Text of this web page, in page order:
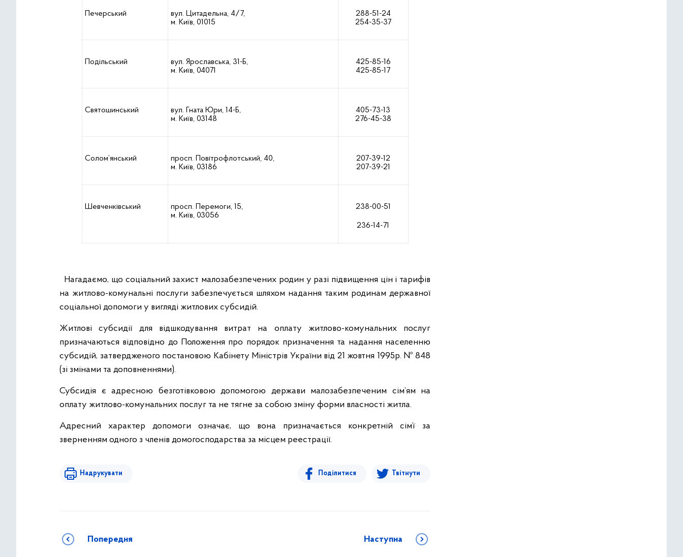
Печерський
вул. Цитадельна, 4/7,
м. Київ, 01015
288-51-24
254-35-37
Подільський
вул. Ярославська, 31-Б,
м. Київ, 04071
425-85-16
425-85-17
Святошинський
вул. Гната Юри, 14-Б,
м. Київ, 03148
405-73-13
276-45-38
Солом’янський
просп. Повітрофлотський, 40,
м. Київ, 03186
207-39-12
207-39-21
Шевченківський
просп. Перемоги, 15,
м. Київ, 03056
238-00-51
236-14-71
Нагадаємо, що соціальний захист малозабезпечених родин у разі підвищення цін і тарифів
на житлово-комунальні послуги забезпечується шляхом надання таким родинам державної
соціальної допомоги у вигляді житлових субсидій.
Житлові субсидії для відшкодування витрат на оплату житлово-комунальних послуг
призначаються відповідно до Положення про порядок призначення та надання населенню
субсидій, затвердженого постановою Кабінету Міністрів України від 21 жовтня 1995р. № 848
(зі змінами та доповненнями).
Субсидія є адресною безготівковою допомогою держави малозабезпеченим сім’ям на
оплату житлово-комунальних послуг та не тягне за собою зміну форми власності житла.
Адресний характер допомоги означає, що вона призначається конкретній сім’ї за
зверненням одного з членів домогосподарства за місцем реестрації.
Надрукувати Поділитися Твітнути
Попередня Наступна